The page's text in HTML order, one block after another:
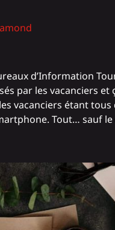
d’Information
par les vacanciers
vacanciers étant
Tout… sauf